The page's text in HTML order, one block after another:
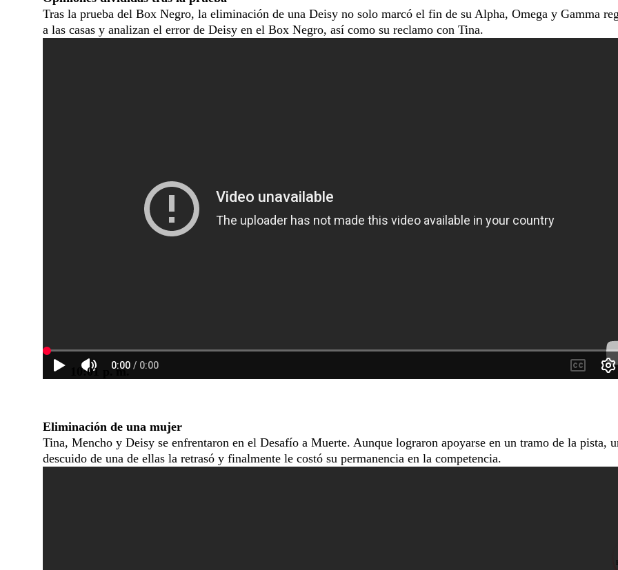
Tras la prueba del Box Negro, la eliminación de una Deisy no solo marcó el fin de su Alpha, Omega y Gamma
a las casas y analizan el error de Deisy en el Box Negro, así como su reclamo con Tina.
10:01 p. m.
Eliminación de una mujer
Tina, Mencho y Deisy se enfrentaron en el Desafío a Muerte. Aunque lograron apoyarse en un tramo de la pista,
descuido de una de ellas la retrasó y finalmente le costó su permanencia en la competencia.